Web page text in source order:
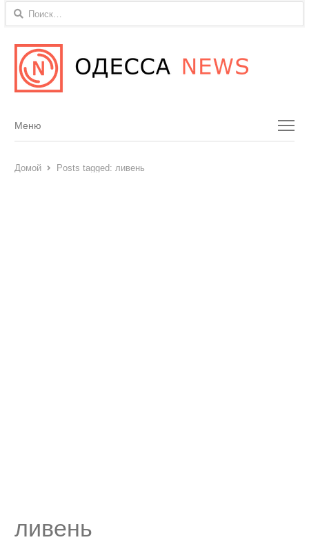
Найти:
Menu
Меню
Домой Posts tagged: ливень
ливень